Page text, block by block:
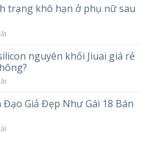
và
tác
khi
sử
Popper
Rung
Cấp
10
Chế
Độ
Rung
trạng khô hạn ở phụ nữ sau
ở
thiện
tình
trạng
khô
ở
phụ
sau
sinh
nguyên khối Jiuai giá rẻ
ở
giả
nguyên
Đạo Giả Đẹp Như Gái 18 Bán
ở